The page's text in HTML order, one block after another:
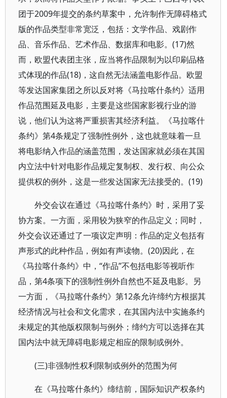
团于2009年提交的条约草案中，允许制作无障碍格式
版的作品类型非常宽泛，包括：文学作品、戏剧作
品、音乐作品、艺术作品、数据库和电影。(17)然
而，欧盟代表团主张，应当将作品限制为以印刷品格
式体现的作品(18)，这自然无法涵盖电影作品。欧盟
等发达国家集团之所以反对将《马拉喀什条约》适用
作品范围延及电影，主要是这些国家影视行业的游
说，他们认为这将严重损害其经济利益。《马拉喀什
条约》第4条规定了强制性例外，这也就意味着一旦
将电影纳入作品的涵盖范围，发达国家就必须在其国
内立法中针对电影作品规定复制权、发行权、向公众
提供权的例外，这是一些发达国家无法接受的。(19)
外交会议在通过《马拉喀什条约》时，采用了妥
协方案。一方面，采用较为狭窄的作品定义；同时，
外交会议还通过了一项议定声明：作品的定义包括有
声形式的此种作品，例如有声读物。(20)因此，在
《马拉喀什条约》中，“作品”不包括电影等视听作
品，第4条项下的强制性例外自然也不延及电影。另
一方面，《马拉喀什条约》第12条允许缔约方根据其
经济情况与社会和文化需求，在其国内法中实施条约
未规定的其他版权限制与例外；缔约方可以选择在其
国内法中就无障碍电影规定相应的限制或例外。
(三)非强制性权利限制或例外的范围为何
在《马拉喀什条约》缔结前，国际知识产权条约